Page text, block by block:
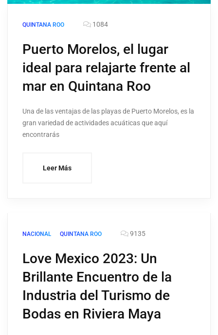
QUINTANA ROO 1084
Puerto Morelos, el lugar
ideal para relajarte frente al
mar en Quintana Roo
Una de las ventajas de las playas de Puerto Morelos, es la
gran variedad de actividades acuáticas que aquí
encontrarás
Leer Más
NACIONAL QUINTANA ROO 9135
Love Mexico 2023: Un
Brillante Encuentro de la
Industria del Turismo de
Bodas en Riviera Maya